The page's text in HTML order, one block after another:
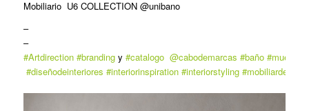
Mobiliario U6 COLLECTION @unibano
–
–
#Artdirection #brandingy #catalogo @cabodemarcas #baño
#diseñodeinteriores #interiorinspiration #interiorstyling #mobiliardesign